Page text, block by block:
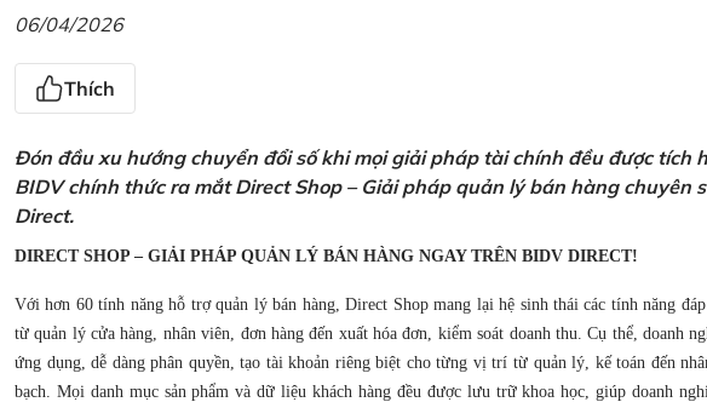
06/04/2026
Thích
Đón đầu xu hướng chuyển đổi số khi mọi giải pháp tài chính đều được tích
BIDV chính thức ra mắt Direct Shop – Giải pháp quản lý bán hàng chuyên
Direct.
DIRECT SHOP – GIẢI PHÁP QUẢN LÝ BÁN HÀNG NGAY TRÊN BIDV DIRECT!
Với hơn 60 tính năng hỗ trợ quản lý bán hàng, Direct Shop mang lại hệ sinh thái các tính năng
từ quản lý cửa hàng, nhân viên, đơn hàng đến xuất hóa đơn, kiểm soát doanh thu. Cụ thể, doanh
ứng dụng, dễ dàng phân quyền, tạo tài khoản riêng biệt cho từng vị trí từ quản lý, kế toán đến
bạch. Mọi danh mục sản phẩm và dữ liệu khách hàng đều được lưu trữ khoa học, giúp doanh